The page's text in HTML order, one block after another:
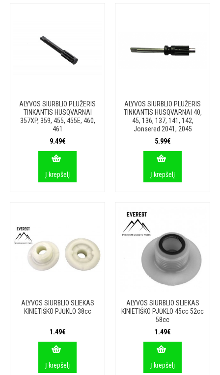
ALYVOS SIURBLIO PLUŽERIS
TINKANTIS HUSQVARNAI
357XP, 359, 455, 455E, 460,
461
9.49€
Į krepšelį
ALYVOS SIURBLIO PLUŽERIS
TINKANTIS HUSQVARNAI 40,
45, 136, 137, 141, 142,
Jonsered 2041, 2045
5.99€
Į krepšelį
ALYVOS SIURBLIO SLIEKAS
KINIETIŠKO PJŪKLO 38cc
1.49€
Į krepšelį
ALYVOS SIURBLIO SLIEKAS
KINIETIŠKO PJŪKLO 45cc 52cc
58cc
1.49€
Į krepšelį